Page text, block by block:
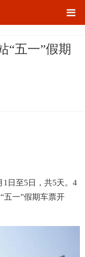
“五一”假期
日至5日，共5天。4
五一”假期车票开